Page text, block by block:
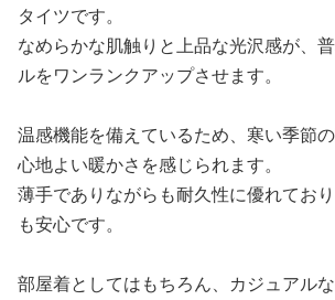
タイツです。
なめらかな肌触りと上品な光沢感が、
ルをワンランクアップさせます。
温感機能を備えているため、寒い季節
心地よい暖かさを感じられます。
薄手でありながらも耐久性に優れてお
も安心です。
部屋着としてはもちろん、カジュアル